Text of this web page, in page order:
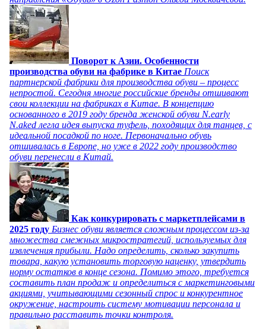
Поворот к Азии. Особенности
производства обуви на фабрике в Китае Поиск
партнерской фабрики для производства обуви – процесс
непростой. Сегодня многие российские бренды отшивают
свои коллекции на фабриках в Китае. В концепцию
основанного в 2019 году бренда женской обуви N.early
N.aked легла идея выпуска туфель, походящих для танцев, с
идеальной посадкой по ноге. Первоначально обувь
отшивалась в Европе, но уже в 2022 году производство
обуви перенесли в Китай.
Как конкурировать с маркетплейсами в
2025 году Бизнес обуви является сложным процессом из-за
множества смежных микростратегий, используемых для
извлечения прибыли. Надо определить, сколько закупить
товара, какую установить торговую наценку, утвердить
норму остатков в конце сезона. Помимо этого, требуется
составить план продаж и определиться с маркетинговыми
акциями, учитывающими сезонный спрос и конкурентное
окружение, настроить систему мотивации персонала и
правильно расставить точки контроля.